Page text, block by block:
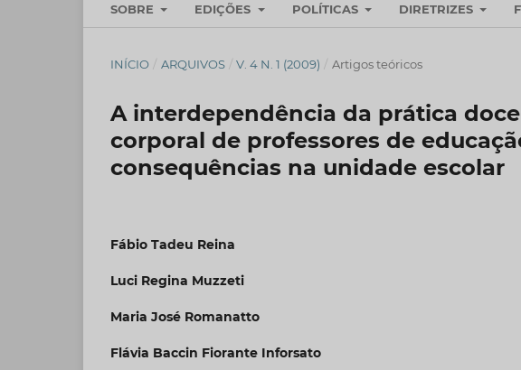
SOBRE EDIÇÕES POLÍTICAS DIRETRIZES
INÍCIO / ARQUIVOS / V. 4 N. 1 (2009) / Artigos teóricos
A interdependência da prática
corporal de professores de
consequências na unidade escolar
Fábio Tadeu Reina
Luci Regina Muzzeti
Maria José Romanatto
Flávia Baccin Fiorante Inforsato